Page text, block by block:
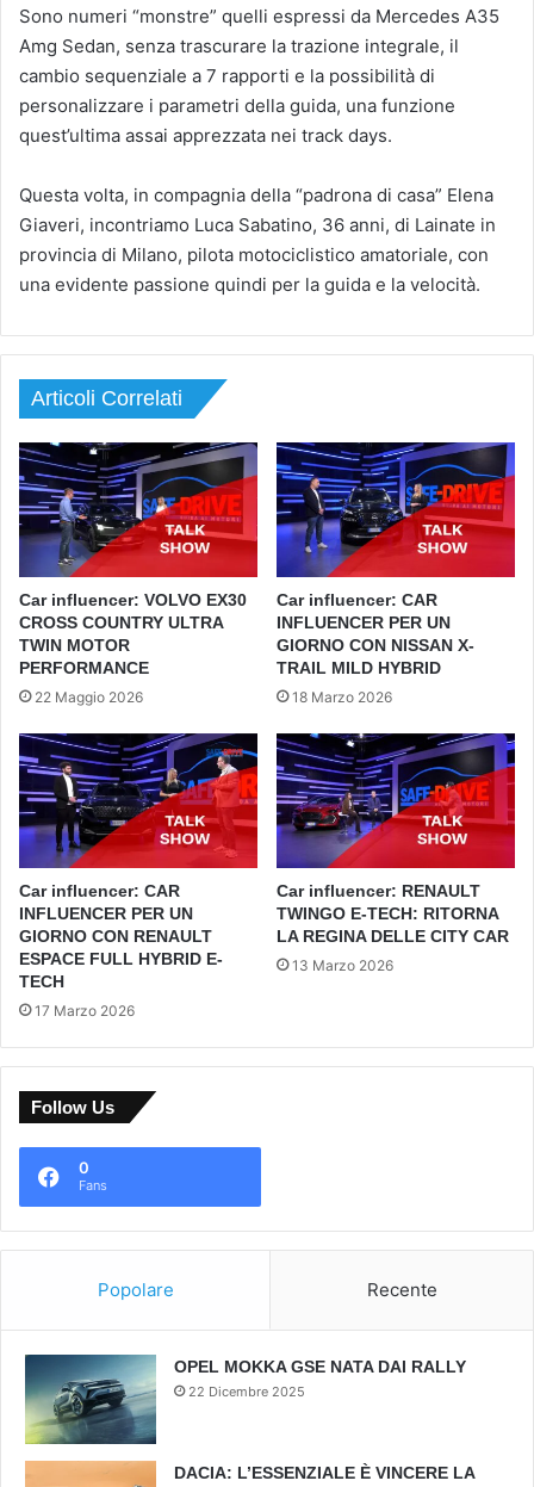
Sono numeri “monstre” quelli espressi da Mercedes A35
Amg Sedan, senza trascurare la trazione integrale, il
cambio sequenziale a 7 rapporti e la possibilità di
personalizzare i parametri della guida, una funzione
quest’ultima assai apprezzata nei track days.
Questa volta, in compagnia della “padrona di casa” Elena
Giaveri, incontriamo Luca Sabatino, 36 anni, di Lainate in
provincia di Milano, pilota motociclistico amatoriale, con
una evidente passione quindi per la guida e la velocità.
Articoli Correlati
Car influencer: VOLVO EX30
CROSS COUNTRY ULTRA
TWIN MOTOR
PERFORMANCE
22 Maggio 2026
Car influencer: CAR
INFLUENCER PER UN
GIORNO CON NISSAN X-
TRAIL MILD HYBRID
18 Marzo 2026
Car influencer: CAR
INFLUENCER PER UN
GIORNO CON RENAULT
ESPACE FULL HYBRID E-
TECH
17 Marzo 2026
Car influencer: RENAULT
TWINGO E-TECH: RITORNA
LA REGINA DELLE CITY CAR
13 Marzo 2026
Follow Us
0
Fans
Popolare Recente
OPEL MOKKA GSE NATA DAI RALLY
22 Dicembre 2025
DACIA: L’ESSENZIALE È VINCERE LA